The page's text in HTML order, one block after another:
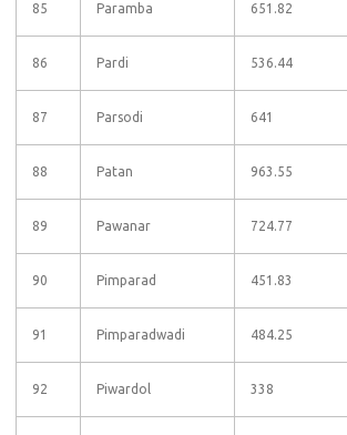
85 Paramba 651.82
86 Pardi 536.44
87 Parsodi 641
88 Patan 963.55
89 Pawanar 724.77
90 Pimparad 451.83
91 Pimparadwadi 484.25
92 Piwardol 338